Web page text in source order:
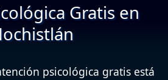
Gratis en
psicológica gratis está